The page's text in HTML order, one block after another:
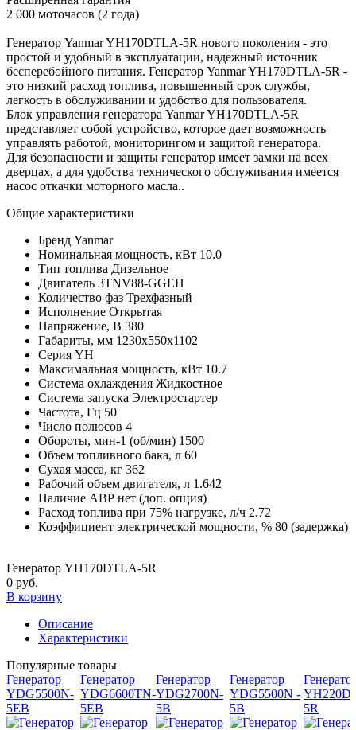
2 000 моточасов (2 года)
Генератор Yanmar YH170DTLA-5R нового поколения - это
простой и удобный в эксплуатации, надежный источник
бесперебойного питания. Генератор Yanmar YH170DTLA-5R -
это низкий расход топлива, повышенный срок службы,
легкость в обслуживании и удобство для пользователя.
Блок управления генератора Yanmar YH170DTLA-5R
представляет собой устройство, которое дает возможность
управлять работой, мониторингом и защитой генератора.
Для безопасности и защиты генератор имеет замки на всех
дверцах, а для удобства технического обслуживания имеется
насос откачки моторного масла..
Общие характеристики
Бренд Yanmar
Номинальная мощность, кВт 10.0
Тип топлива Дизельное
Двигатель 3TNV88-GGEH
Количество фаз Трехфазный
Исполнение Открытая
Напряжение, В 380
Габариты, мм 1230х550х1102
Серия YH
Максимальная мощность, кВт 10.7
Система охлаждения Жидкостное
Система запуска Электростартер
Частота, Гц 50
Число полюсов 4
Обороты, мин-1 (об/мин) 1500
Объем топливного бака, л 60
Сухая масса, кг 362
Рабочий объем двигателя, л 1.642
Наличие АВР нет (доп. опция)
Расход топлива при 75% нагрузке, л/ч 2.72
Коэффициент электрической мощности, % 80 (задержка)
Генератор YH170DTLA-5R
0 руб.
В корзину
Описание
Характеристики
Популярные товары
Генератор
YDG5500N-
5EB
Генератор
YDG6600TN-
5EB
Генератор
YDG2700N-
5B
Генератор
YDG5500N -
5B
5R